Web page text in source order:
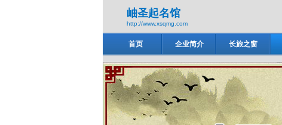
岫圣起名馆
http://www.xsqmg.com
首页 企业简介 长旅之窗
岫圣起名馆